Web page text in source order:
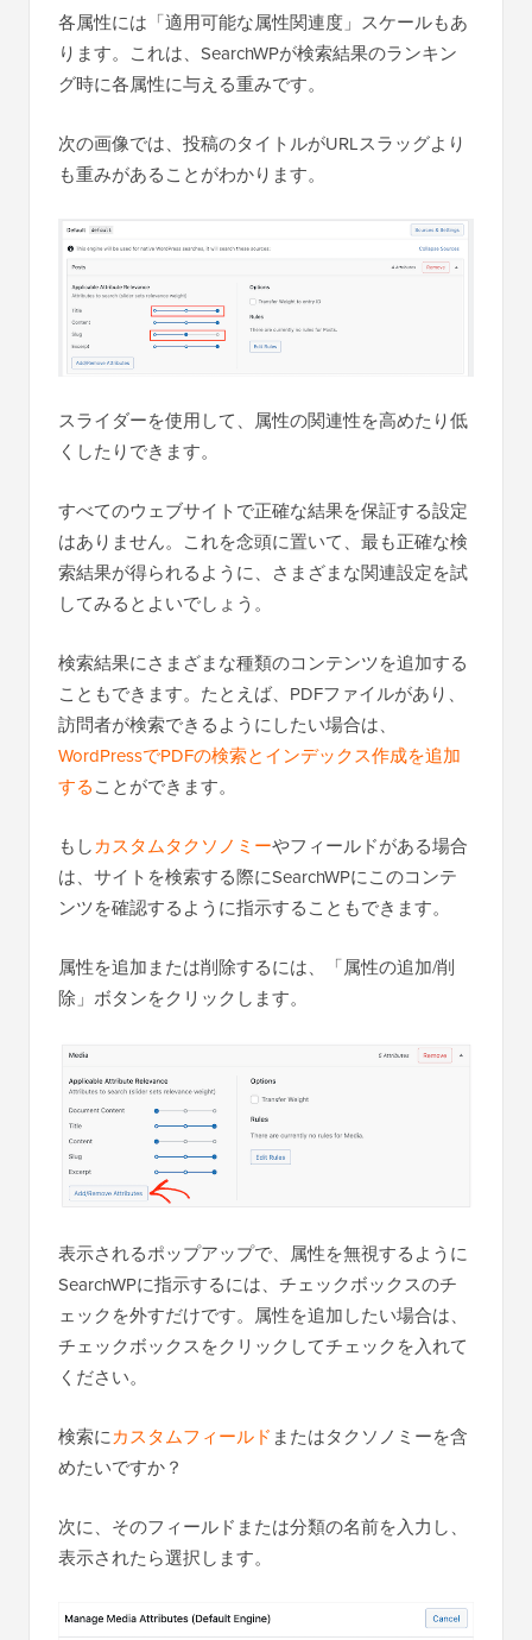
各属性には「適用可能な属性関連度」スケールもあ
ります。これは、SearchWPが検索結果のランキン
グ時に各属性に与える重みです。
次の画像では、投稿のタイトルがURLスラッグより
も重みがあることがわかります。
スライダーを使用して、属性の関連性を高めたり低
くしたりできます。
すべてのウェブサイトで正確な結果を保証する設定
はありません。これを念頭に置いて、最も正確な検
索結果が得られるように、さまざまな関連設定を試
してみるとよいでしょう。
検索結果にさまざまな種類のコンテンツを追加する
こともできます。たとえば、PDFファイルがあり、
訪問者が検索できるようにしたい場合は、
WordPressでPDFの検索とインデックス作成を追加
することができます。
もしカスタムタクソノミーやフィールドがある場合
は、サイトを検索する際にSearchWPにこのコンテ
ンツを確認するように指示することもできます。
属性を追加または削除するには、「属性の追加/削
除」ボタンをクリックします。
表示されるポップアップで、属性を無視するように
SearchWPに指示するには、チェックボックスのチ
ェックを外すだけです。属性を追加したい場合は、
チェックボックスをクリックしてチェックを入れて
ください。
検索にカスタムフィールド またはタクソノミーを含
めたいですか？
次に、そのフィールドまたは分類の名前を入力し、
表示されたら選択します。